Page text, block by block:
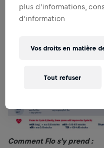
Comment Flo s’y prend :
plus d’informations,
d’information
Vos droits en matière
Tout refuser